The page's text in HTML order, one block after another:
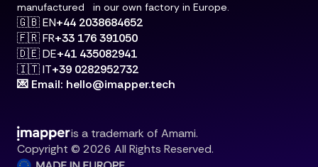
manufactured in our own factory in Europe.
🇬🇧 EN+44 2038684652
🇫🇷 FR+33 176 391050
🇩🇪 DE+41 435082941
🇮🇹 IT+39 0282952732
💌 Email: hello@imapper.tech
is a trademark of Amami.
Copyright © 2026 All Rights Reserved.